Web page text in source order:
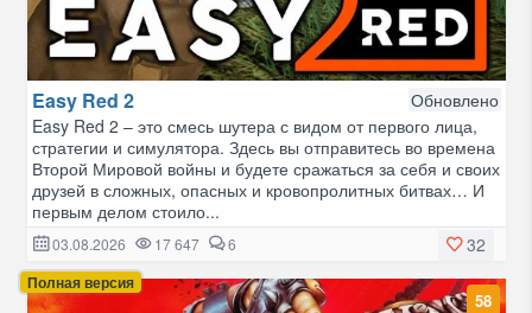
Easy Red 2
Обновлено
Easy Red 2 – это смесь шутера с видом от первого лица,
стратегии и симулятора. Здесь вы отправитесь во времена
Второй Мировой войны и будете сражаться за себя и своих
друзей в сложных, опасных и кровопролитных битвах… И
первым делом стоило...
32
03.08.2026 17 647 6
Полная версия
58